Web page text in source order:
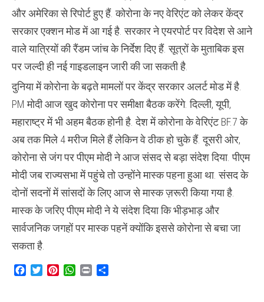
और अमेरिका से रिपोर्ट हुए हैं. कोरोना के नए वेरिएंट को लेकर केंद्र
सरकार एक्शन मोड में आ गई है. सरकार ने एयरपोर्ट पर विदेश से आने
वाले यात्रियों की रैंडम जांच के निर्देश दिए हैं. सूत्रों के मुताबिक इस
पर जल्दी ही नई गाइडलाइन जारी की जा सकती है.
दुनिया में कोरोना के बढ़ते मामलों पर केंद्र सरकार अलर्ट मोड में है.
PM मोदी आज खुद कोरोना पर समीक्षा बैठक करेंगे. दिल्ली, यूपी,
महाराष्ट्र में भी अहम बैठक होनी है. देश में कोरोना के वेरिएंट BF.7 के
अब तक मिले 4 मरीज मिले हैं लेकिन वे ठीक हो चुके हैं. दूसरी ओर,
कोरोना से जंग पर पीएम मोदी ने आज संसद से बड़ा संदेश दिया. पीएम
मोदी जब राज्यसभा में पहुंचे तो उन्होंने मास्क पहना हुआ था. संसद के
दोनों सदनों में सांसदों के लिए आज से मास्क ज़रूरी किया गया है.
मास्क के जरिए पीएम मोदी ने ये संदेश दिया कि भीड़भाड़ और
सार्वजनिक जगहों पर मास्क पहनें क्योंकि इससे कोरोना से बचा जा
सकता है.
Facebook
TwitterPinterestWhatsApp
Print